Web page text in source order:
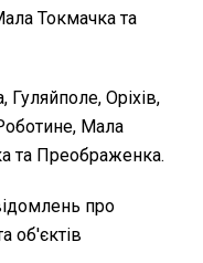
Токмачка та
Оріхів,
Мала
та Преображенка.
про
об'єктів